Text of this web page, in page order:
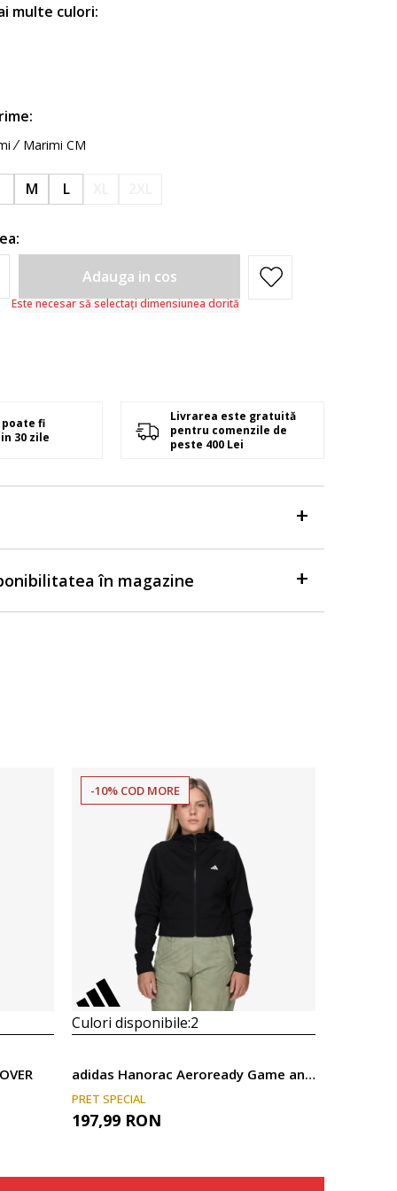
multe culori:
Marimi CM
M L
Adauga in cos
Este necesar să selectați dimensiunea dorită
fi
30 zile
Livrarea este gratuită
pentru comenzile de
peste 400 Lei
în magazine
-10% COD MORE
Culori disponibile:2
adidas Hanorac Aeroready Game and Go
PRET SPECIAL
197,99 RON